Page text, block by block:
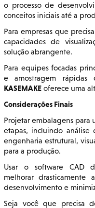
o processo de
conceitos iniciais até a
Para empresas que
capacidades de
solução abrangente.
Para equipes focadas
e amostragem
KASEMAKE oferece uma
Considerações Finais
Projetar embalagens
etapas, incluindo análise
engenharia estrutural,
para a produção.
Usar o software CAD
melhorar
desenvolvimento e
Seja você que precisa